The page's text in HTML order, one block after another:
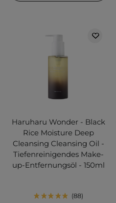
Haruharu Wonder - Black
Rice Moisture Deep
Cleansing Cleansing Oil -
Tiefenreinigendes Make-
up-Entfernungsöl - 150ml
88